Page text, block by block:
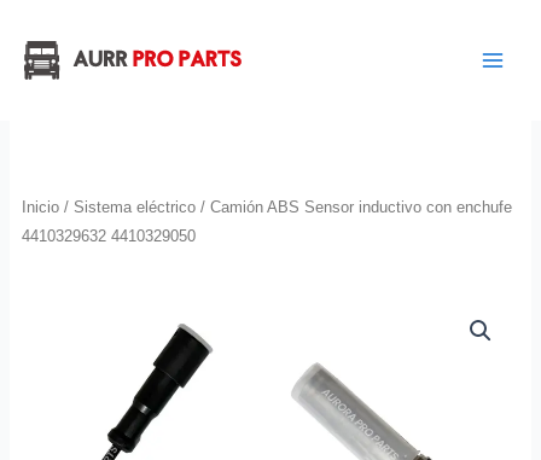
contenido
Inicio/ Sistema eléctrico/ Camión ABS Sensor inductivo con enchufe
4410329632 4410329050